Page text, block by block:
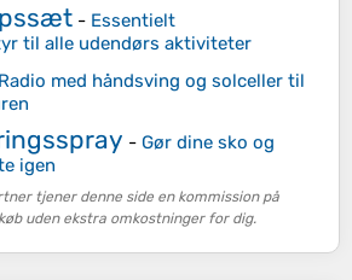
- Essentielt
til alle udendørs aktiviteter
Radio med håndsving og solceller til
- Gør dine sko og
igen
tjener denne side en kommission på
uden ekstra omkostninger for dig.